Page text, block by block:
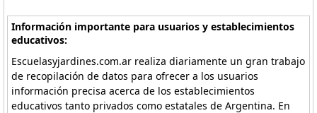
Información importante para usuarios y establecimientos
educativos:
Escuelasyjardines.com.ar realiza diariamente un gran trabajo
de recopilación de datos para ofrecer a los usuarios
información precisa acerca de los establecimientos
educativos tanto privados como estatales de Argentina. En